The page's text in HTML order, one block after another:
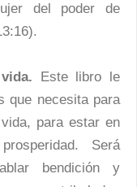
del poder de
Este libro le
que necesita para
para estar en
Será
bendición y